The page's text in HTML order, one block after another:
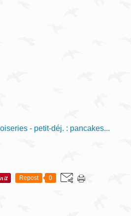
- petit-déj. : pancakes...
Repost 0